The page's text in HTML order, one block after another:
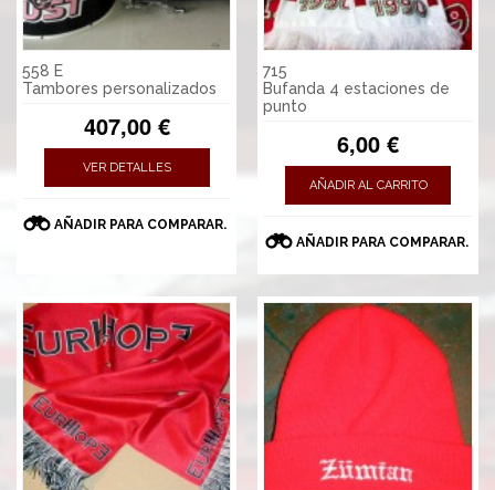
558 E
Tambores personalizados
407,00 €
VER DETALLES
AÑADIR PARA COMPARAR.
715
Bufanda 4 estaciones de
punto
6,00 €
AÑADIR AL CARRITO
AÑADIR PARA COMPARAR.